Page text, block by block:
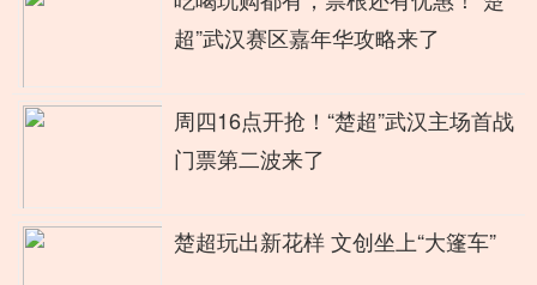
超”武汉赛区嘉年华攻略来了
周四16点开抢！“楚超”武汉主场首战
门票第二波来了
楚超玩出新花样 文创坐上“大篷车”